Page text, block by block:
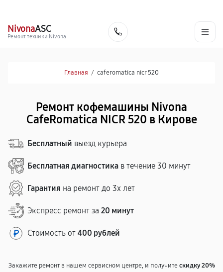
NivonaASC
Ремонт техники Nivona
Главная / caferomatica nicr 520
Ремонт кофемашины Nivona
CafeRomatica NICR 520 в Кирове
Бесплатный выезд курьера
Бесплатная диагностика в течение 30 минут
Гарантия на ремонт до 3х лет
Экспресс ремонт за 20 минут
Стоимость от 400 рублей
Закажите ремонт в нашем сервисном центре, и получитескидку 20%